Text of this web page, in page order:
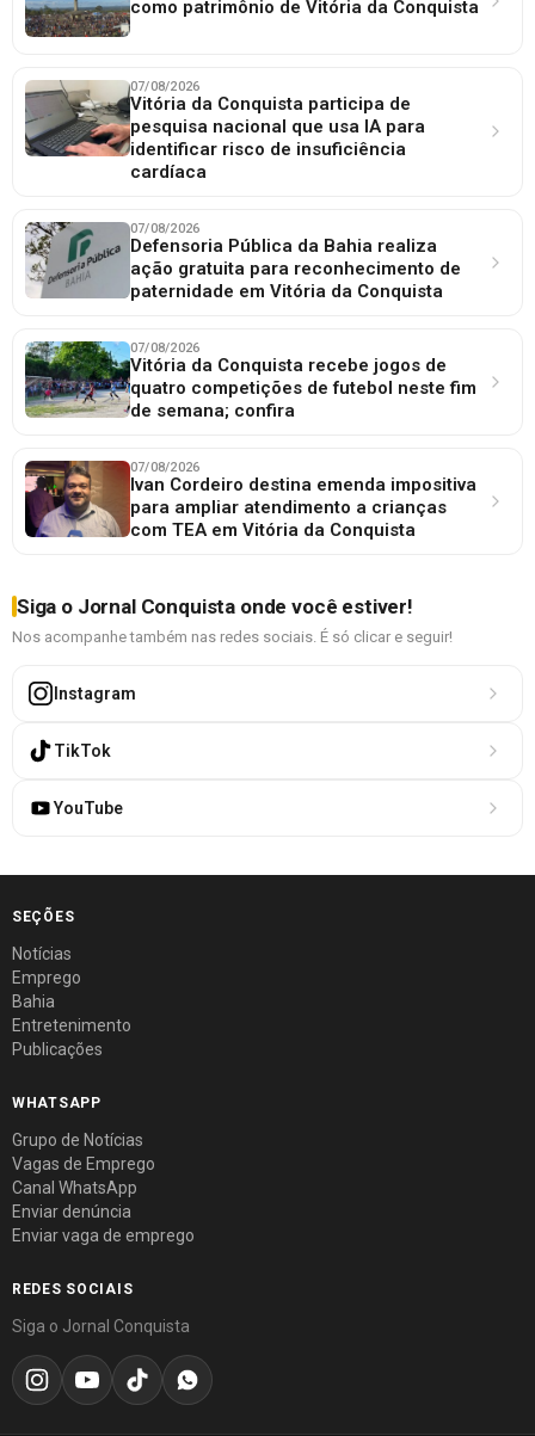
como patrimônio de Vitória da Conquista
07/08/2026
Vitória da Conquista participa de
pesquisa nacional que usa IA para
identificar risco de insuficiência
cardíaca
07/08/2026
Defensoria Pública da Bahia realiza
ação gratuita para reconhecimento de
paternidade em Vitória da Conquista
07/08/2026
Vitória da Conquista recebe jogos de
quatro competições de futebol neste fim
de semana; confira
07/08/2026
Ivan Cordeiro destina emenda impositiva
para ampliar atendimento a crianças
com TEA em Vitória da Conquista
Siga o Jornal Conquista onde você estiver!
Nos acompanhe também nas redes sociais. É só clicar e seguir!
Instagram
TikTok
YouTube
SEÇÕES
Notícias
Emprego
Bahia
Entretenimento
Publicações
WHATSAPP
Grupo de Notícias
Vagas de Emprego
Canal WhatsApp
Enviar denúncia
Enviar vaga de emprego
REDES SOCIAIS
Siga o Jornal Conquista